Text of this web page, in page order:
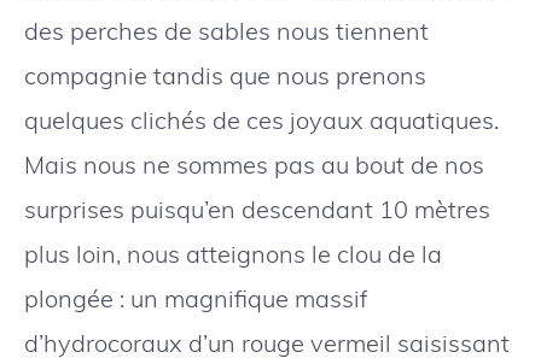
des perches de sables nous tiennent
compagnie tandis que nous prenons
quelques clichés de ces joyaux aquatiques.
Mais nous ne sommes pas au bout de nos
surprises puisqu’en descendant 10 mètres
plus loin, nous atteignons le clou de la
plongée : un magnifique massif
d’hydrocoraux d’un rouge vermeil saisissant